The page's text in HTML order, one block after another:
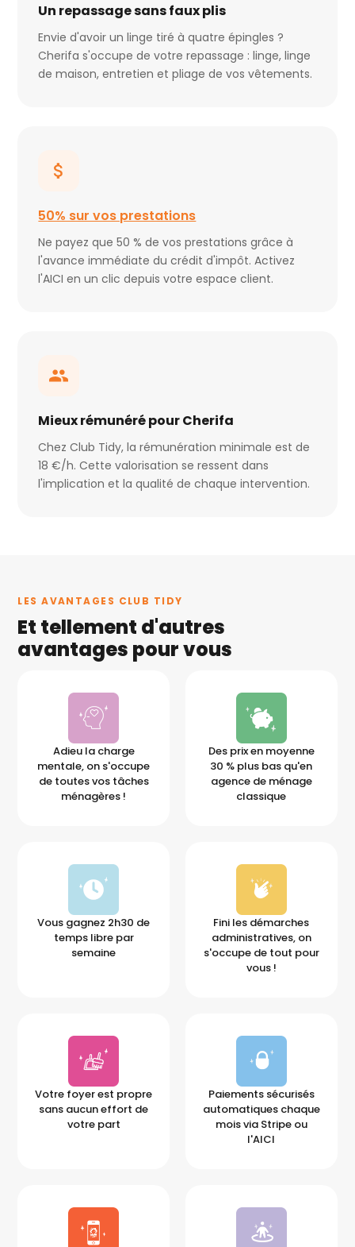
Un repassage sans faux plis
Envie d'avoir un linge tiré à quatre épingles ?
Cherifa s'occupe de votre repassage : linge, linge
de maison, entretien et pliage de vos vêtements.
50% sur vos prestations
Ne payez que 50 % de vos prestations grâce à
l'avance immédiate du crédit d'impôt. Activez
l'AICI en un clic depuis votre espace client.
Mieux rémunéré pour Cherifa
Chez Club Tidy, la rémunération minimale est de
18 €/h. Cette valorisation se ressent dans
l'implication et la qualité de chaque intervention.
LES AVANTAGES CLUB TIDY
Et tellement d'autres
avantages pour vous
Adieu la charge
mentale, on s'occupe
de toutes vos tâches
ménagères !
Des prix en moyenne
30 % plus bas qu'en
agence de ménage
classique
Vous gagnez 2h30 de
temps libre par
semaine
Fini les démarches
administratives, on
s'occupe de tout pour
vous !
Votre foyer est propre
sans aucun effort de
votre part
Paiements sécurisés
automatiques chaque
mois via Stripe ou
l'AICI